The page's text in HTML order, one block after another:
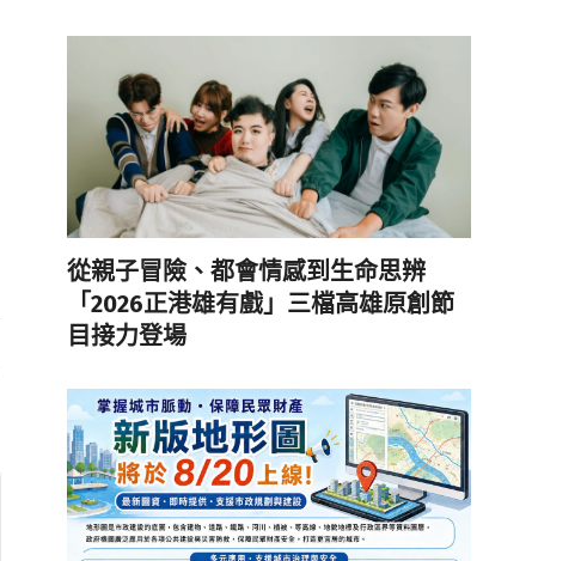
從親子冒險、都會情感到生命思辨
「2026正港雄有戲」三檔高雄原創節
目接力登場